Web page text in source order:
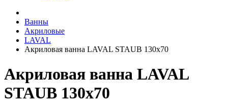
Ванны
Акриловые
LAVAL
Акриловая ванна LAVAL STAUB 130х70
Акриловая ванна LAVAL
STAUB 130х70